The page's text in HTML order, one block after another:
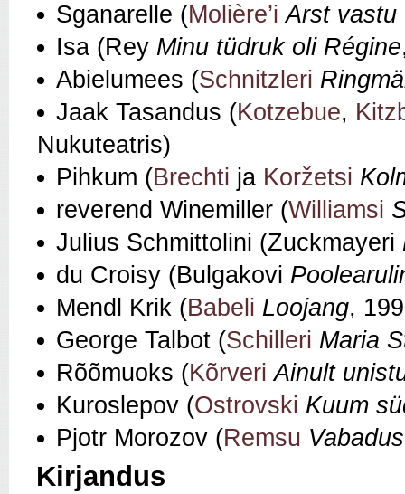
Sganarelle (Molière’i Arst vastu
Isa (Rey Minu tüdruk oli Régine
Abielumees (Schnitzleri
Jaak Tasandus (Kotzebue,
Nukuteatris)
Pihkum (Brechti ja Koržetsi
reverend Winemiller (Williamsi
Julius Schmittolini (Zuckmayeri
du Croisy (Bulgakovi
Mendl Krik (Babeli Loojang,
George Talbot (Schilleri Maria
Rõõmuoks (Kõrveri Ainult
Kuroslepov (Ostrovski Kuum
Pjotr Morozov (Remsu
Kirjandus